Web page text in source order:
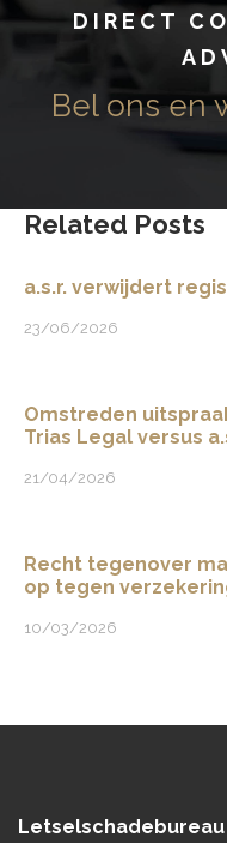
m
DIRECT
Bel ons en
Related Posts
a.s.r. verwijdert
23/06/2026
Omstreden
Trias Legal versus
21/04/2026
Recht tegenover
op tegen
10/03/2026